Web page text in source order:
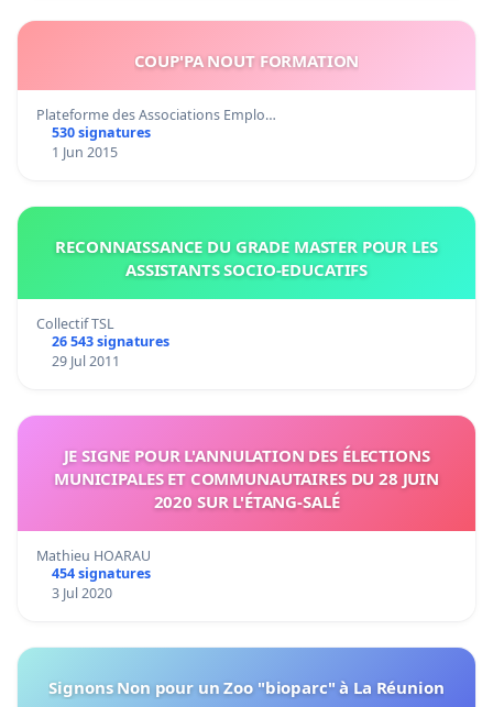
COUP'PA NOUT FORMATION
Plateforme des Associations Emplo…
530 signatures
1 Jun 2015
RECONNAISSANCE DU GRADE MASTER POUR LES
ASSISTANTS SOCIO-EDUCATIFS
Collectif TSL
26 543 signatures
29 Jul 2011
JE SIGNE POUR L'ANNULATION DES ÉLECTIONS
MUNICIPALES ET COMMUNAUTAIRES DU 28 JUIN
2020 SUR L'ÉTANG-SALÉ
Mathieu HOARAU
454 signatures
3 Jul 2020
Signons Non pour un Zoo "bioparc" à La Réunion